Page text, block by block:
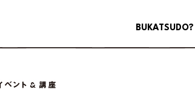
BUKATSUDO?